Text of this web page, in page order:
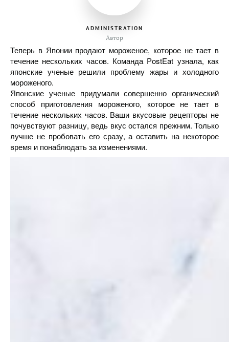
ADMINISTRATION
Автор
Теперь в Японии продают мороженое, которое не тает в
течение нескольких часов. Команда PostEat узнала, как
японские ученые решили проблему жары и холодного
мороженого.
Японские ученые придумали совершенно органический
способ приготовления мороженого, которое не тает в
течение нескольких часов. Ваши вкусовые рецепторы не
почувствуют разницу, ведь вкус остался прежним. Только
лучше не пробовать его сразу, а оставить на некоторое
время и понаблюдать за изменениями.